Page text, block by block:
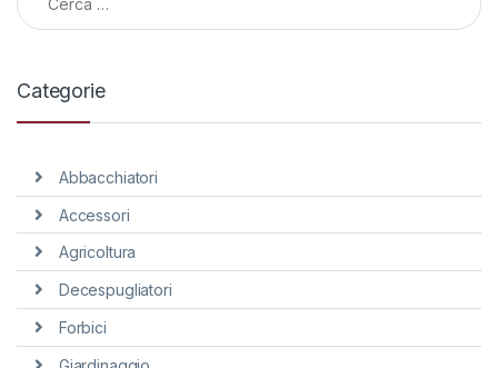
Categorie
Abbacchiatori
Accessori
Agricoltura
Decespugliatori
Forbici